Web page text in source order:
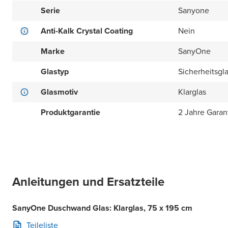
Serie
Sanyone
Anti-Kalk Crystal Coating
Nein
Marke
SanyOne
Glastyp
Glasmotiv
Klarglas
Produktgarantie
2 Jahre
Anleitungen und Ersatzteile
SanyOne Duschwand Glas: Klarglas, 75 x 195 cm
Teileliste